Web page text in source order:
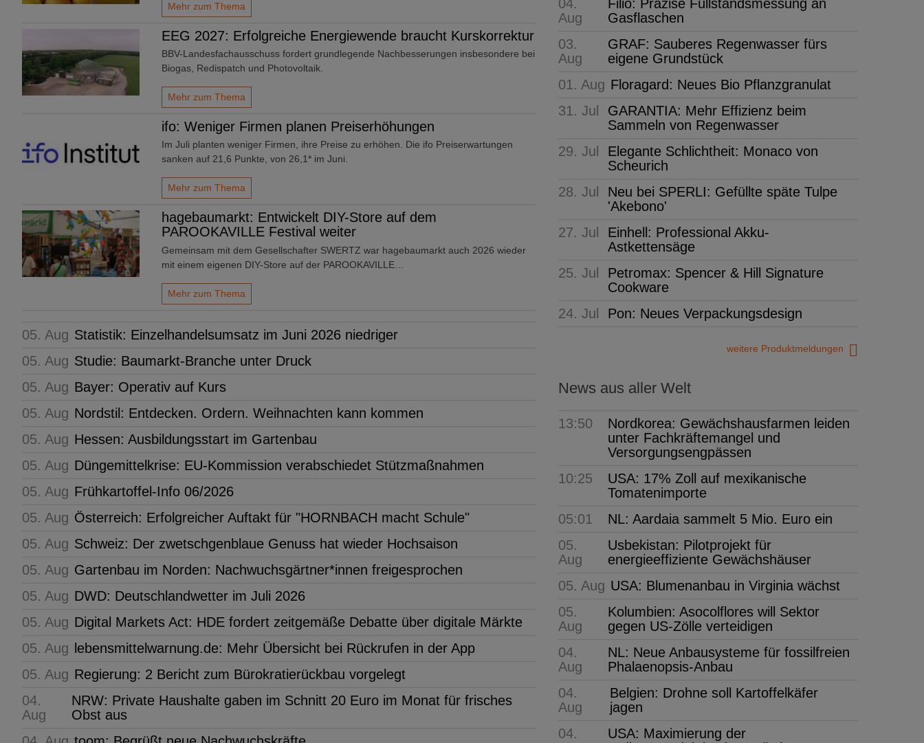
Mehr zum Thema
EEG 2027: Erfolgreiche Energiewende braucht Kurskorrektur
BBV-Landesfachausschuss fordert grundlegende Nachbesserungen insbesondere bei
Biogas, Redispatch und Photovoltaik.
Mehr zum Thema
ifo: Weniger Firmen planen Preiserhöhungen
Im Juli planten weniger Firmen, ihre Preise zu erhöhen. Die ifo Preiserwartungen
sanken auf 21,6 Punkte, von 26,1* im Juni.
Mehr zum Thema
hagebaumarkt: Entwickelt DIY-Store auf dem
PAROOKAVILLE Festival weiter
Gemeinsam mit dem Gesellschafter SWERTZ war hagebaumarkt auch 2026 wieder
mit einem eigenen DIY-Store auf der PAROOKAVILLE…
Mehr zum Thema
05. Aug Statistik: Einzelhandelsumsatz im Juni 2026 niedriger
05. Aug Studie: Baumarkt-Branche unter Druck
05. Aug Bayer: Operativ auf Kurs
05. Aug Nordstil: Entdecken. Ordern. Weihnachten kann kommen
05. Aug Hessen: Ausbildungsstart im Gartenbau
05. Aug Düngemittelkrise: EU-Kommission verabschiedet Stützmaßnahmen
05. Aug Frühkartoffel-Info 06/2026
05. Aug Österreich: Erfolgreicher Auftakt für "HORNBACH macht Schule"
05. Aug Schweiz: Der zwetschgenblaue Genuss hat wieder Hochsaison
05. Aug Gartenbau im Norden: Nachwuchsgärtner*innen freigesprochen
05. Aug DWD: Deutschlandwetter im Juli 2026
05. Aug Digital Markets Act: HDE fordert zeitgemäße Debatte über digitale Märkte
05. Aug lebensmittelwarnung.de: Mehr Übersicht bei Rückrufen in der App
05. Aug Regierung: 2 Bericht zum Bürokratierückbau vorgelegt
04.
Aug
NRW: Private Haushalte gaben im Schnitt 20 Euro im Monat für frisches
Obst aus
04.
Aug
Filio: Präzise Füllstandsmessung an
Gasflaschen
03.
Aug
GRAF: Sauberes Regenwasser fürs
eigene Grundstück
01. Aug Floragard: Neues Bio Pflanzgranulat
31. Jul
GARANTIA: Mehr Effizienz beim
Sammeln von Regenwasser
29. Jul
Elegante Schlichtheit: Monaco von
Scheurich
28. Jul
Neu bei SPERLI: Gefüllte späte Tulpe
'Akebono'
27. Jul
Einhell: Professional Akku-
Astkettensäge
25. Jul
Petromax: Spencer & Hill Signature
Cookware
24. Jul
Pon: Neues Verpackungsdesign
weitere Produktmeldungen
News aus aller Welt
13:50
Nordkorea: Gewächshausfarmen leiden
unter Fachkräftemangel und
Versorgungsengpässen
10:25
USA: 17% Zoll auf mexikanische
Tomatenimporte
05:01
NL: Aardaia sammelt 5 Mio. Euro ein
05.
Aug
Usbekistan: Pilotprojekt für
energieeffiziente Gewächshäuser
05. Aug USA: Blumenanbau in Virginia wächst
05.
Aug
Kolumbien: Asocolflores will Sektor
gegen US-Zölle verteidigen
04.
Aug
NL: Neue Anbausysteme für fossilfreien
Phalaenopsis-Anbau
04.
Aug
Belgien: Drohne soll Kartoffelkäfer
jagen
04.
USA: Maximierung der